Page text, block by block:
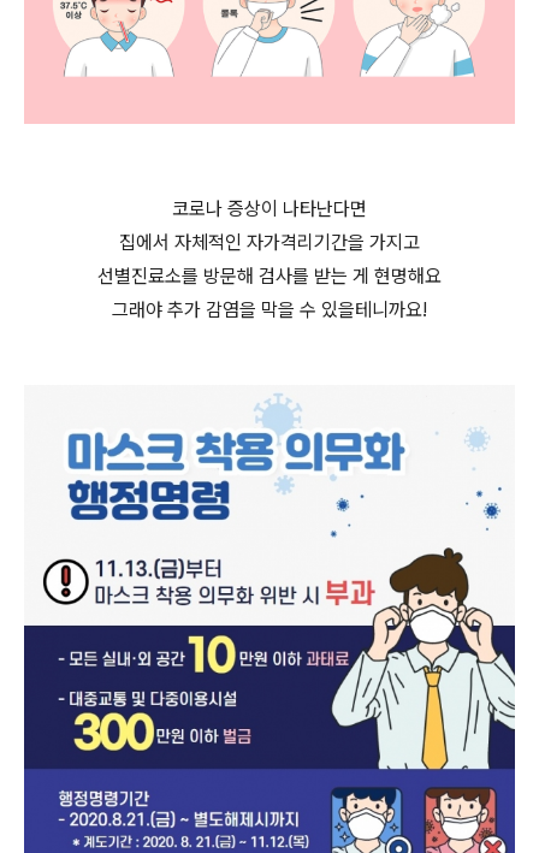
코로나 증상이 나타난다면
집에서 자체적인 자가격리기간을 가지고
선별진료소를 방문해 검사를 받는 게 현명해요
그래야 추가 감염을 막을 수 있을테니까요!